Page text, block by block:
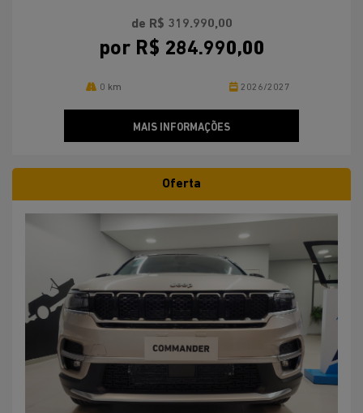
de R$ 319.990,00
por R$ 284.990,00
0 km 2026/2027
MAIS INFORMAÇÕES
Oferta